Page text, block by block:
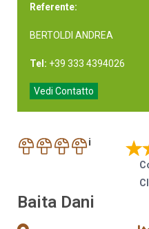
Referente:
BERTOLDI ANDREA
Tel: +39 333 4394026
Vedi Contatto
i
Baita Dani